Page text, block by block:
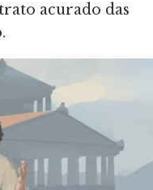
acurado das